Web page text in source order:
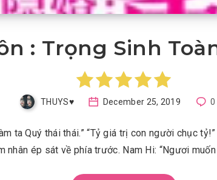
: Trọng Sinh
THUYS♥️ December 25, 2019 0
ta Quý thái thái.” “Tỷ giá trị con người chục tỷ!”
nhân ép sát về phía trước. Nam Hi: “Ngươi